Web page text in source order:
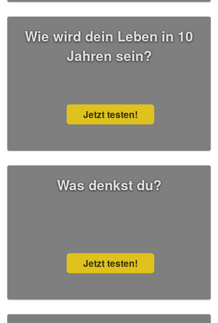
Wie wird dein Leben in 10
Jahren sein?
Jetzt testen!
Was denkst du?
Jetzt testen!